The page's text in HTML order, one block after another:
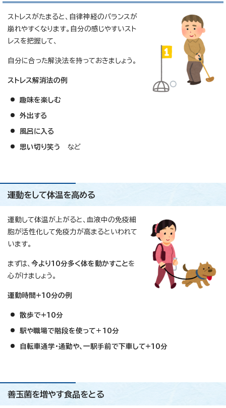
ストレスがたまると、自律神経のバランスが
崩れやすくなります。自分の感じやすいスト
レスを把握して、
自分に合った解決法を持っておきましょう。
ストレス解消法の例
趣味を楽しむ
外出する
風呂に入る
思い切り笑う など
運動をして体温を高める
運動して体温が上がると、血液中の免疫細
胞が活性化して免疫力が高まるといわれて
います。
まずは、 今より10分多く体を動かすことを
心がけましょう。
運動時間+10分の例
散歩で+10分
駅や職場で階段を使って＋10分
自転車通学・通勤や、一駅手前で下車して+10分
善玉菌を増やす食品をとる